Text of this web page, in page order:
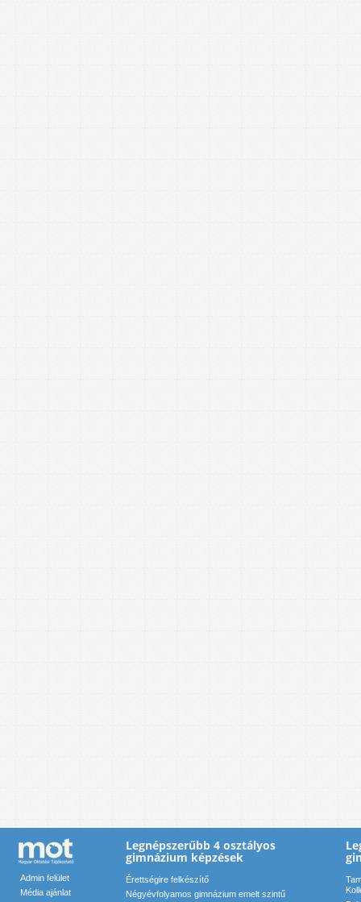
Admin felület
Média ajánlat
Legnépszerűbb 4 osztályos
gimnázium képzések
Érettségire felkészítő
Négyévfolyamos gimnázium emelt szintű